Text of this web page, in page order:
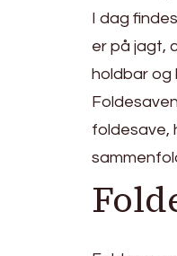
I dag
er på jagt,
holdbar og
foldesave,